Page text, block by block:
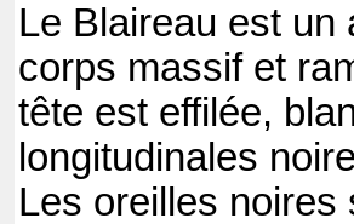
Le Blaireau est un
corps massif et
tête est effilée,
longitudinales
Les oreilles noires